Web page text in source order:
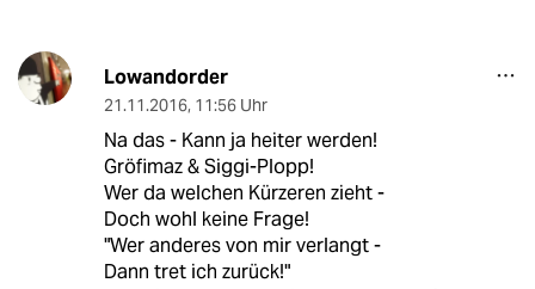
Lowandorder
21.11.2016, 11:56 Uhr
Na das - Kann ja heiter werden!
Gröfimaz & Siggi-Plopp!
Wer da welchen Kürzeren zieht -
Doch wohl keine Frage!
"Wer anderes von mir verlangt -
Dann tret ich zurück!"